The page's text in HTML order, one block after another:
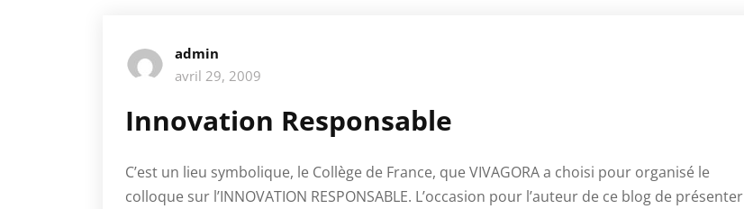
admin
avril 29, 2009
Innovation Responsable
C’est un lieu symbolique, le Collège de France, que VIVAGORA a choisi pour organisé le
colloque sur l’INNOVATION RESPONSABLE. L’occasion pour l’auteur de ce blog de présenter